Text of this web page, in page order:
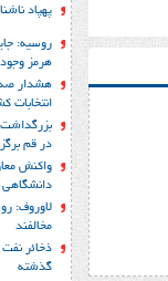
پهپاد
روسیه:
هرمز
هشدار
انتخابات
در قم
واکنش
لاوروف:
مخالفند
گذشته